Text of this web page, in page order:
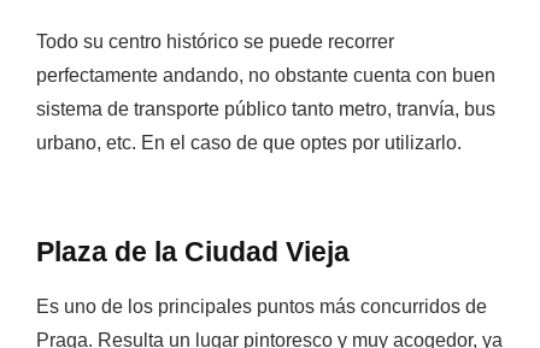
Todo su centro histórico se puede recorrer
perfectamente andando, no obstante cuenta con buen
sistema de transporte público tanto metro, tranvía, bus
urbano, etc. En el caso de que optes por utilizarlo.
Plaza de la Ciudad Vieja
Es uno de los principales puntos más concurridos de
Praga. Resulta un lugar pintoresco y muy acogedor, ya